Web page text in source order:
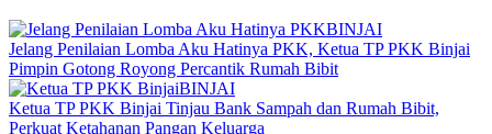
BINJAI
Jelang Penilaian Lomba Aku Hatinya PKK, Ketua TP PKK Binjai
Pimpin Gotong Royong Percantik Rumah Bibit
BINJAI
Ketua TP PKK Binjai Tinjau Bank Sampah dan Rumah Bibit,
Perkuat Ketahanan Pangan Keluarga